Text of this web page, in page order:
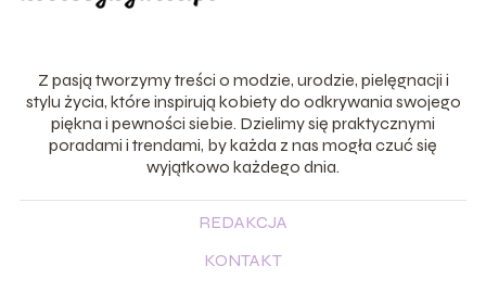
Z pasją tworzymy treści o modzie, urodzie, pielęgnacji i
stylu życia, które inspirują kobiety do odkrywania swojego
piękna i pewności siebie. Dzielimy się praktycznymi
poradami i trendami, by każda z nas mogła czuć się
wyjątkowo każdego dnia.
REDAKCJA
KONTAKT